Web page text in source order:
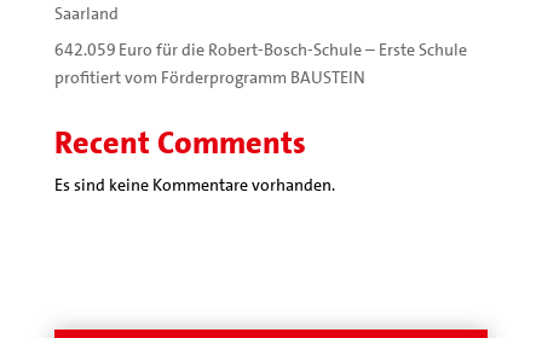
Saarland
642.059 Euro für die Robert-Bosch-Schule – Erste Schule
profitiert vom Förderprogramm BAUSTEIN
Recent Comments
Es sind keine Kommentare vorhanden.